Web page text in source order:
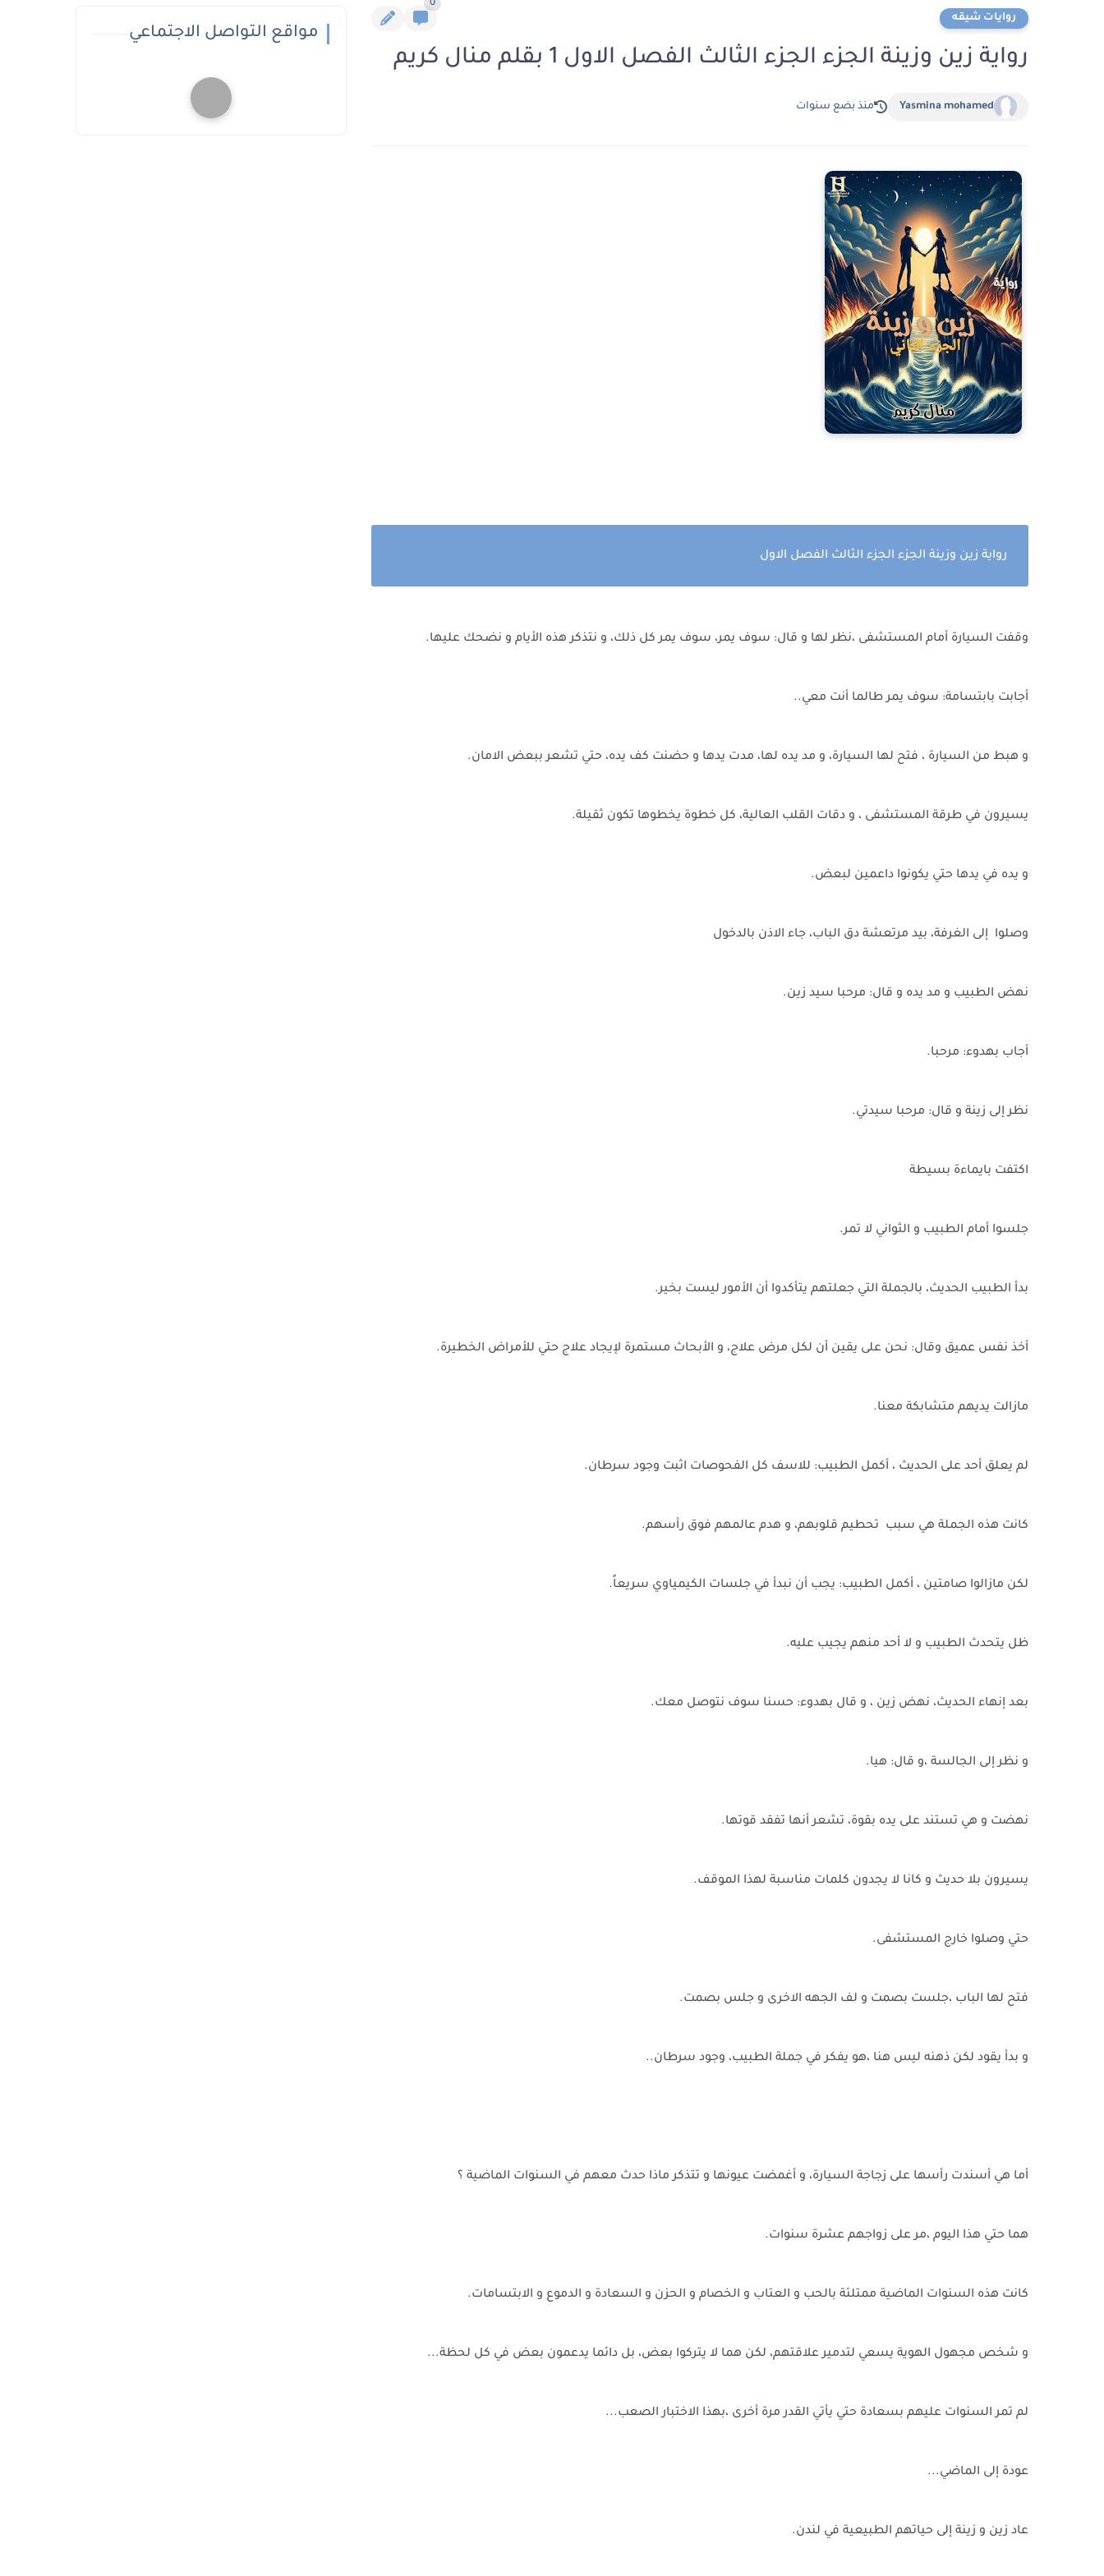
روايات شيقه
0
رواية زين وزينة الجزء الجزء الثالث الفصل الاول 1 بقلم منال كريم
Yasmina mohamed منذ بضع سنوات
رواية زين وزينة الجزء الجزء الثالث الفصل الاول
وقفت السيارة أمام المستشفى ،نظر لها و قال: سوف يمر، سوف يمر كل ذلك، و نتذكر هذه الأيام و نضحك عليها.
أجابت بابتسامة: سوف يمر طالما أنت معي..
و هبط من السيارة ، فتح لها السيارة، و مد يده لها، مدت يدها و حضنت كف يده، حتي تشعر ببعض الامان.
يسيرون في طرقة المستشفى ، و دقات القلب العالية، كل خطوة يخطوها تكون ثقيلة.
و يده في يدها حتي يكونوا داعمين لبعض.
وصلوا إلى الغرفة، بيد مرتعشة دق الباب، جاء الاذن بالدخول
نهض الطبيب و مد يده و قال: مرحبا سيد زين.
أجاب بهدوء: مرحبا.
نظر إلى زينة و قال: مرحبا سيدتي.
اكتفت بايماءة بسيطة
جلسوا أمام الطبيب و الثواني لا تمر.
بدأ الطبيب الحديث، بالجملة التي جعلتهم يتأكدوا أن الأمور ليست بخير.
أخذ نفس عميق وقال: نحن على يقين أن لكل مرض علاج، و الأبحاث مستمرة لإيجاد علاج حتي للأمراض الخطيرة.
مازالت يديهم متشابكة معنا.
لم يعلق أحد على الحديث ، أكمل الطبيب: للاسف كل الفحوصات اثبت وجود سرطان.
كانت هذه الجملة هي سبب تحطيم قلوبهم، و هدم عالمهم فوق رأسهم.
لكن مازالوا صامتين ، أكمل الطبيب: يجب أن نبدأ في جلسات الكيمياوي سريعاً.
ظل يتحدث الطبيب و لا أحد منهم يجيب عليه.
بعد إنهاء الحديث، نهض زين ، و قال بهدوء: حسنا سوف نتوصل معك.
و نظر إلى الجالسة ،و قال: هيا.
نهضت و هي تستند على يده بقوة، تشعر أنها تفقد قوتها.
يسيرون بلا حديث و كانا لا يجدون كلمات مناسبة لهذا الموقف.
حتي وصلوا خارج المستشفى.
فتح لها الباب ،جلست بصمت و لف الجهه الاخرى و جلس بصمت.
و بدأ يقود لكن ذهنه ليس هنا ،هو يفكر في جملة الطبيب، وجود سرطان..
أما هي أسندت رأسها على زجاجة السيارة، و أغمضت عيونها و تتذكر ماذا حدث معهم في السنوات الماضية ؟
هما حتي هذا اليوم ،مر على زواجهم عشرة سنوات.
كانت هذه السنوات الماضية ممتلئة بالحب و العتاب و الخصام و الحزن و السعادة و الدموع و الابتسامات.
و شخص مجهول الهوية يسعي لتدمير علاقتهم، لكن هما لا يتركوا بعض، بل دائما يدعمون بعض في كل لحظة...
لم تمر السنوات عليهم بسعادة حتي يأتي القدر مرة أخرى ،بهذا الاختبار الصعب...
عودة إلى الماضي...
عاد زين و زينة إلى حياتهم الطبيعية في لندن.
مواقع التواصل الاجتماعي